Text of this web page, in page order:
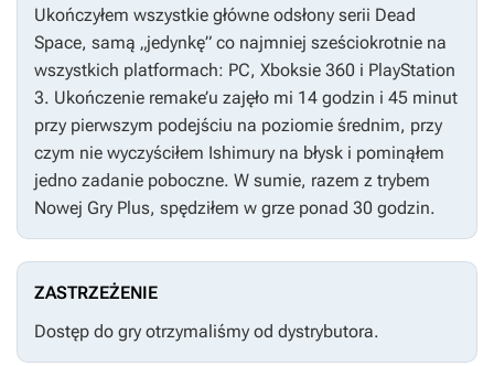
Ukończyłem wszystkie główne odsłony serii Dead
Space, samą „jedynkę” co najmniej sześciokrotnie na
wszystkich platformach: PC, Xboksie 360 i PlayStation
3. Ukończenie remake’u zajęło mi 14 godzin i 45 minut
przy pierwszym podejściu na poziomie średnim, przy
czym nie wyczyściłem Ishimury na błysk i pominąłem
jedno zadanie poboczne. W sumie, razem z trybem
Nowej Gry Plus, spędziłem w grze ponad 30 godzin.
ZASTRZEŻENIE
Dostęp do gry otrzymaliśmy od dystrybutora.